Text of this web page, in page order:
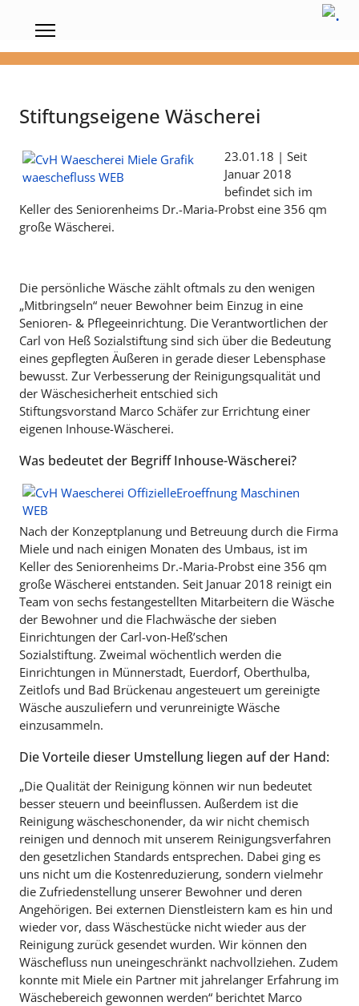
Stiftungseigene Wäscherei
23.01.18 | Seit
Januar 2018
befindet sich im
Keller des Seniorenheims Dr.-Maria-Probst eine 356 qm
große Wäscherei.
Die persönliche Wäsche zählt oftmals zu den wenigen
„Mitbringseln“ neuer Bewohner beim Einzug in eine
Senioren- & Pflegeeinrichtung. Die Verantwortlichen der
Carl von Heß Sozialstiftung sind sich über die Bedeutung
eines gepflegten Äußeren in gerade dieser Lebensphase
bewusst. Zur Verbesserung der Reinigungsqualität und
der Wäschesicherheit entschied sich
Stiftungsvorstand Marco Schäfer zur Errichtung einer
eigenen Inhouse-Wäscherei.
Was bedeutet der Begriff Inhouse-Wäscherei?
Nach der Konzeptplanung und Betreuung durch die Firma
Miele und nach einigen Monaten des Umbaus, ist im
Keller des Seniorenheims Dr.-Maria-Probst eine 356 qm
große Wäscherei entstanden. Seit Januar 2018 reinigt ein
Team von sechs festangestellten Mitarbeitern die Wäsche
der Bewohner und die Flachwäsche der sieben
Einrichtungen der Carl-von-Heß’schen
Sozialstiftung. Zweimal wöchentlich werden die
Einrichtungen in Münnerstadt, Euerdorf, Oberthulba,
Zeitlofs und Bad Brückenau angesteuert um gereinigte
Wäsche auszuliefern und verunreinigte Wäsche
einzusammeln.
Die Vorteile dieser Umstellung liegen auf der Hand:
„Die Qualität der Reinigung können wir nun bedeutet
besser steuern und beeinflussen. Außerdem ist die
Reinigung wäscheschonender, da wir nicht chemisch
reinigen und dennoch mit unserem Reinigungsverfahren
den gesetzlichen Standards entsprechen. Dabei ging es
uns nicht um die Kostenreduzierung, sondern vielmehr
die Zufriedenstellung unserer Bewohner und deren
Angehörigen. Bei externen Dienstleistern kam es hin und
wieder vor, dass Wäschestücke nicht wieder aus der
Reinigung zurück gesendet wurden. Wir können den
Wäschefluss nun uneingeschränkt nachvollziehen. Zudem
konnte mit Miele ein Partner mit jahrelanger Erfahrung im
Wäschebereich gewonnen werden“ berichtet Marco